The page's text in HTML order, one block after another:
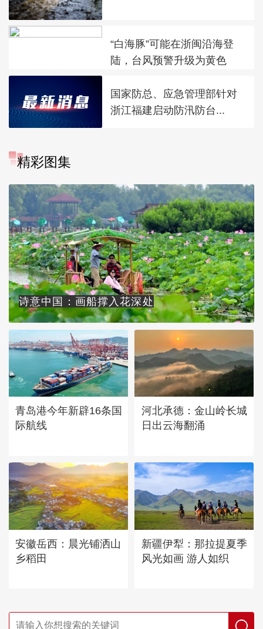
“白海豚”可能在浙闽沿海登
陆，台风预警升级为黄色
国家防总、应急管理部针对
浙江福建启动防汛防台...
精彩图集
诗意中国：画船撑入花深处
青岛港今年新辟16条国
际航线
河北承德：金山岭长城
日出云海翻涌
安徽岳西：晨光铺洒山
乡稻田
新疆伊犁：那拉提夏季
风光如画 游人如织